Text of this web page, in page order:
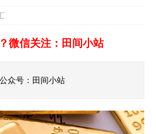
微信关注：田间小站
众号：田间小站